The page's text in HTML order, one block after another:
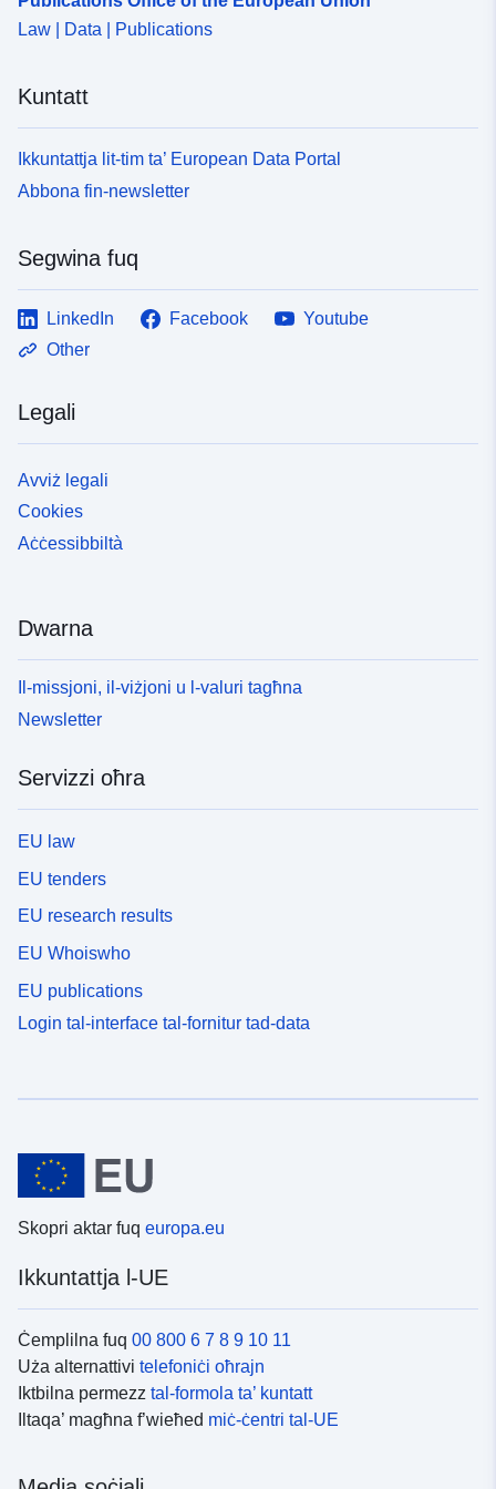
Law | Data | Publications
Kuntatt
Ikkuntattja lit-tim ta’ European Data Portal
Abbona fin-newsletter
Segwina fuq
LinkedIn Facebook
Youtube
Other
Legali
Avviż legali
Cookies
Aċċessibbiltà
Dwarna
Il-missjoni, il-viżjoni u l-valuri tagħna
Newsletter
Servizzi oħra
EU law
EU tenders
EU research results
EU Whoiswho
EU publications
Login tal-interface tal-fornitur tad-data
Skopri aktar fuq europa.eu
Ikkuntattja l-UE
Ċemplilna fuq 00 800 6 7 8 9 10 11
Uża alternattivi telefoniċi oħrajn
Iktbilna permezz tal-formola ta’ kuntatt
Iltaqa’ magħna f’wieħed miċ-ċentri tal-UE